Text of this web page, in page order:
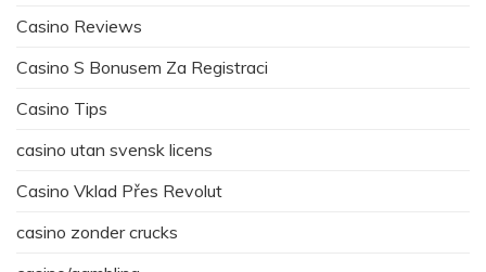
Casino Reviews
Casino S Bonusem Za Registraci
Casino Tips
casino utan svensk licens
Casino Vklad Přes Revolut
casino zonder crucks